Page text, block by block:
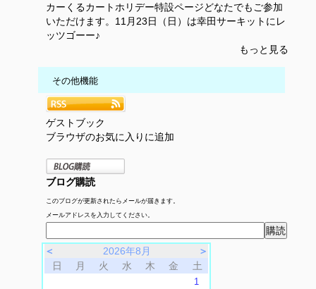
カーくるカートホリデー特設ページどなたでもご参加
いただけます。11月23日（日）は幸田サーキットにレ
ッツゴーー♪
もっと見る
その他機能
ゲストブック
ブラウザのお気に入りに追加
ブログ購読
このブログが更新されたらメールが届きます。
メールアドレスを入力してください。
＜ 2026年8月
＞
日
月 火 水 木 金 土
1